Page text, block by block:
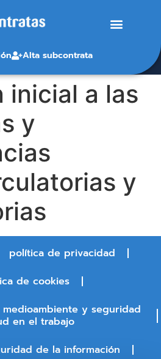
Alta subcontrata
inicial a las
y
y
política de privacidad
de cookies
y seguridad
en el trabajo
de la información